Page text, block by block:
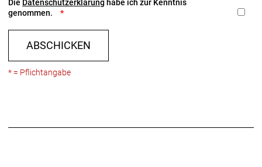
Die Datenschutzerklärung habe ich zur Kenntnis
genommen.
ABSCHICKEN
* = Pflichtangabe